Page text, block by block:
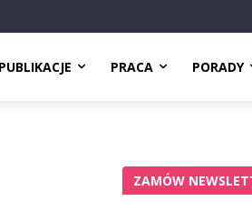
PUBLIKACJE PRACA PORADY
ZAMÓW